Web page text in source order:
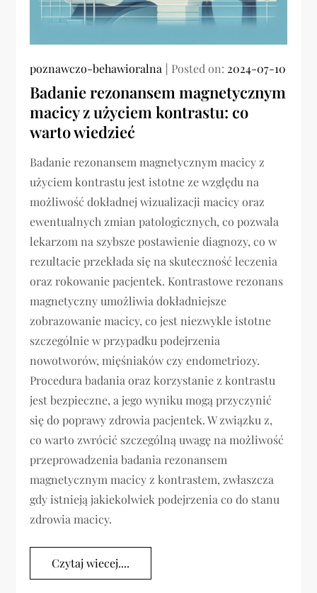
poznawczo-behawioralna Posted on: 2024-07-10
Badanie rezonansem magnetycznym
macicy z użyciem kontrastu: co
warto wiedzieć
Badanie rezonansem magnetycznym macicy z
użyciem kontrastu jest istotne ze względu na
możliwość dokładnej wizualizacji macicy oraz
ewentualnych zmian patologicznych, co pozwala
lekarzom na szybsze postawienie diagnozy, co w
rezultacie przekłada się na skuteczność leczenia
oraz rokowanie pacjentek. Kontrastowe rezonans
magnetyczny umożliwia dokładniejsze
zobrazowanie macicy, co jest niezwykle istotne
szczególnie w przypadku podejrzenia
nowotworów, mięśniaków czy endometriozy.
Procedura badania oraz korzystanie z kontrastu
jest bezpieczne, a jego wyniku mogą przyczynić
się do poprawy zdrowia pacjentek. W związku z,
co warto zwrócić szczególną uwagę na możliwość
przeprowadzenia badania rezonansem
magnetycznym macicy z kontrastem, zwłaszcza
gdy istnieją jakiekolwiek podejrzenia co do stanu
zdrowia macicy.
Czytaj wiecej....